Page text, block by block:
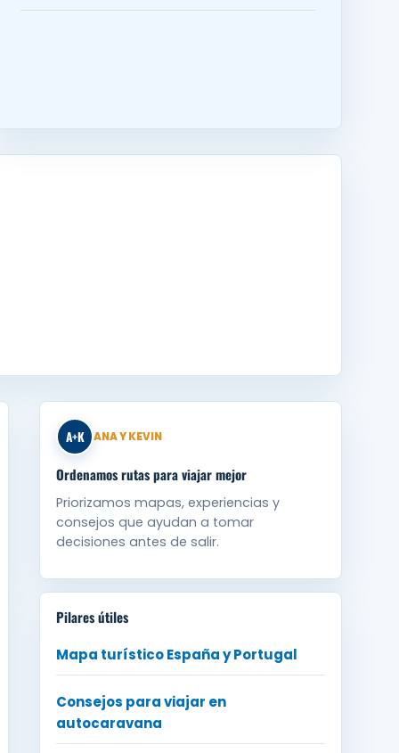
A+K ANA Y KEVIN
Ordenamos rutas para viajar mejor
Priorizamos mapas, experiencias y
consejos que ayudan a tomar
decisiones antes de salir.
Pilares útiles
Mapa turístico España y Portugal
Consejos para viajar en
autocaravana